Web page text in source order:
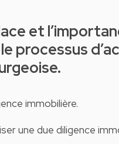
processus
immobilière.
une due diligence